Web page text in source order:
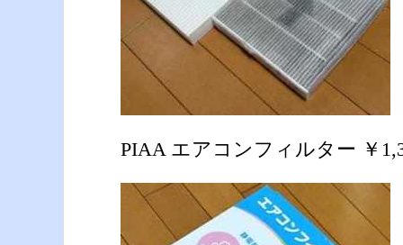
PIAA エアコンフィルター ￥